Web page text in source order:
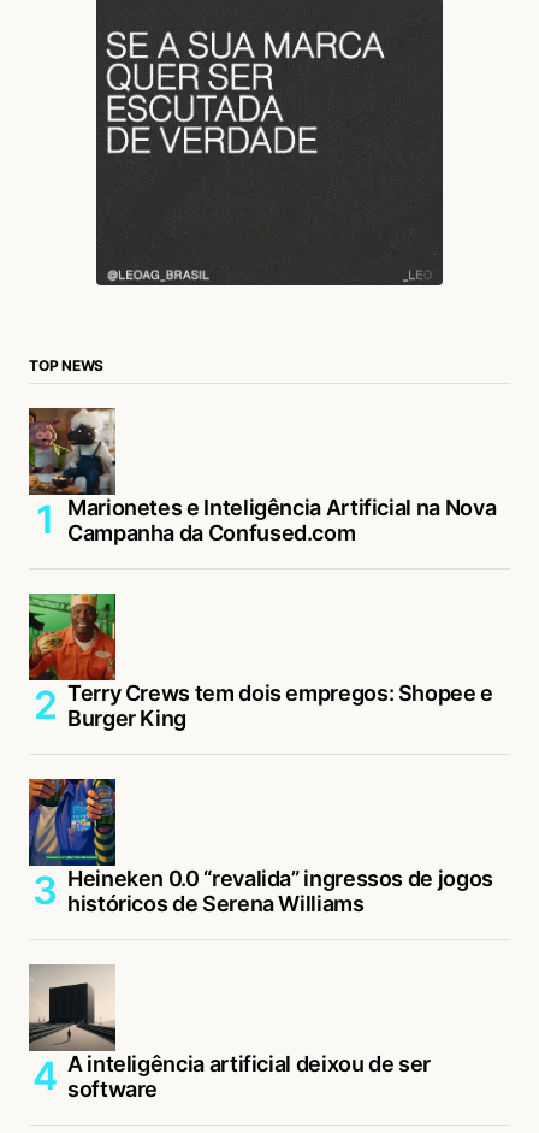
TOP NEWS
Marionetes e Inteligência Artificial na Nova
Campanha da Confused.com
Terry Crews tem dois empregos: Shopee e
Burger King
Heineken 0.0 “revalida” ingressos de jogos
históricos de Serena Williams
A inteligência artificial deixou de ser
software